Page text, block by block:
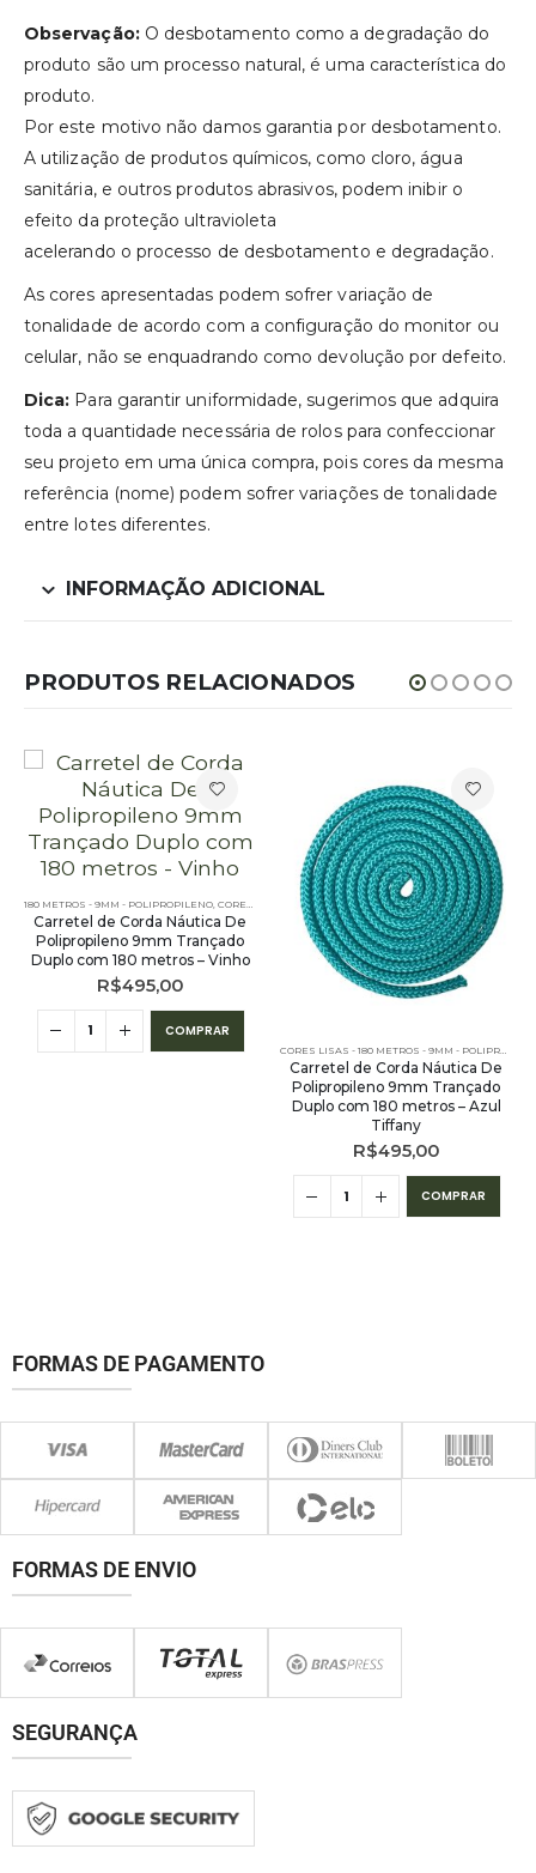
Observação:O desbotamento como a degradação do
produto são um processo natural, é uma característica do
produto.
Por este motivo não damos garantia por desbotamento.
A utilização de produtos químicos, como cloro, água
sanitária, e outros produtos abrasivos, podem inibir o
efeito da proteção ultravioleta
acelerando o processo de desbotamento e degradação.
As cores apresentadas podem sofrer variação de
tonalidade de acordo com a configuração do monitor ou
celular, não se enquadrando como devolução por defeito.
Dica: Para garantir uniformidade, sugerimos que adquira
toda a quantidade necessária de rolos para confeccionar
seu projeto em uma única compra, pois cores da mesma
referência (nome) podem sofrer variações de tonalidade
entre lotes diferentes.
INFORMAÇÃO ADICIONAL
PRODUTOS RELACIONADOS
180 METROS - 9MM - POLIPROPILENO CORES LISAS - 180 METROS - 9MM - POLIPROPILENO
Carretel de Corda Náutica De
Polipropileno 9mm Trançado
Duplo com 180 metros – Vinho
R$495,00
COMPRAR
CORES LISAS - 180 METROS - 9MM - POLIPROPILENO
Carretel de Corda Náutica De
Polipropileno 9mm Trançado
Duplo com 180 metros – Azul
Tiffany
R$495,00
COMPRAR
FORMAS DE PAGAMENTO
FORMAS DE ENVIO
SEGURANÇA